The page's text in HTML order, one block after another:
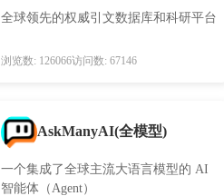
全球领先的权威引文数据库和科研平台
浏览数: 126066访问数: 67146
AskManyAI(全模型)
一个集成了全球主流大语言模型的 AI
智能体（Agent）